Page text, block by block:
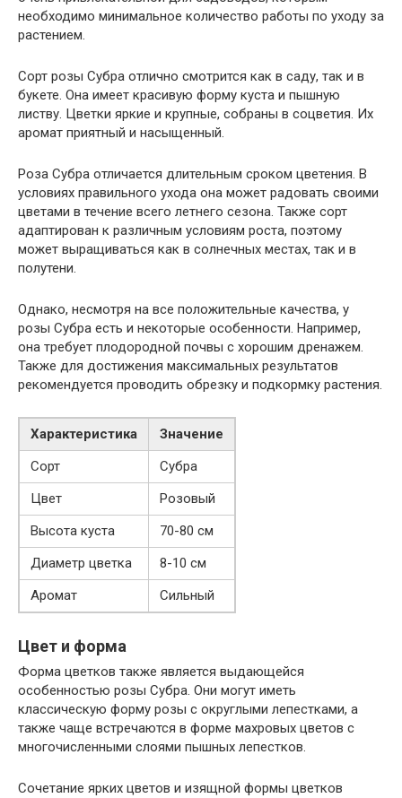
необходимо минимальное количество работы по уходу за
растением.
Сорт розы Субра отлично смотрится как в саду, так и в
букете. Она имеет красивую форму куста и пышную
листву. Цветки яркие и крупные, собраны в соцветия. Их
аромат приятный и насыщенный.
Роза Субра отличается длительным сроком цветения. В
условиях правильного ухода она может радовать своими
цветами в течение всего летнего сезона. Также сорт
адаптирован к различным условиям роста, поэтому
может выращиваться как в солнечных местах, так и в
полутени.
Однако, несмотря на все положительные качества, у
розы Субра есть и некоторые особенности. Например,
она требует плодородной почвы с хорошим дренажем.
Также для достижения максимальных результатов
рекомендуется проводить обрезку и подкормку растения.
Характеристика
Значение
Сорт
Субра
Цвет
Розовый
Высота куста
70-80 см
Диаметр цветка
8-10 см
Аромат
Сильный
Цвет и форма
Форма цветков также является выдающейся
особенностью розы Субра. Они могут иметь
классическую форму розы с округлыми лепестками, а
также чаще встречаются в форме махровых цветов с
многочисленными слоями пышных лепестков.
Сочетание ярких цветов и изящной формы цветков